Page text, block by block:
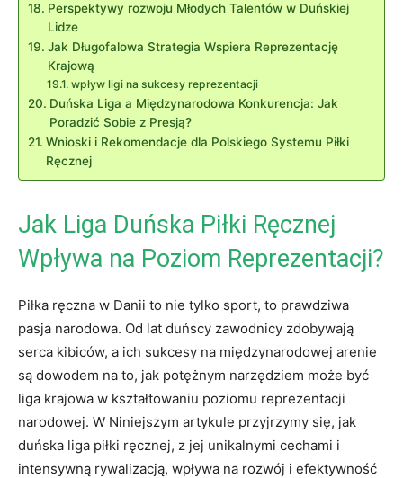
Perspektywy rozwoju Młodych ⁣Talentów w Duńskiej
‌Lidze
Jak Długofalowa Strategia Wspiera​ Reprezentację
Krajową
wpływ ‌ligi na sukcesy reprezentacji
Duńska Liga a Międzynarodowa Konkurencja: Jak
Poradzić Sobie z Presją?
Wnioski i Rekomendacje dla‌ Polskiego Systemu Piłki
Ręcznej
Jak Liga Duńska Piłki Ręcznej
Wpływa na Poziom Reprezentacji?
Piłka ręczna w Danii to nie tylko sport, to prawdziwa
pasja narodowa. Od lat duńscy zawodnicy zdobywają ​
serca ‍kibiców, a ich sukcesy na międzynarodowej arenie
są dowodem na to, jak potężnym narzędziem może ‍być
liga krajowa w kształtowaniu poziomu ⁢reprezentacji
narodowej.‌ W Niniejszym artykule przyjrzymy się,⁢ jak
duńska liga piłki ręcznej, z jej unikalnymi ⁣cechami i
intensywną rywalizacją, wpływa na rozwój i efektywność